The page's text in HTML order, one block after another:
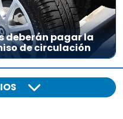
deberán pagar la
de circulación